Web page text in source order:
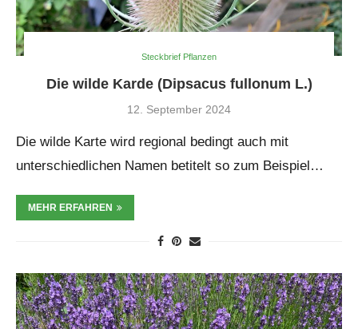
Steckbrief Pflanzen
Die wilde Karde (Dipsacus fullonum L.)
12. September 2024
Die wilde Karte wird regional bedingt auch mit
unterschiedlichen Namen betitelt so zum Beispiel…
MEHR ERFAHREN